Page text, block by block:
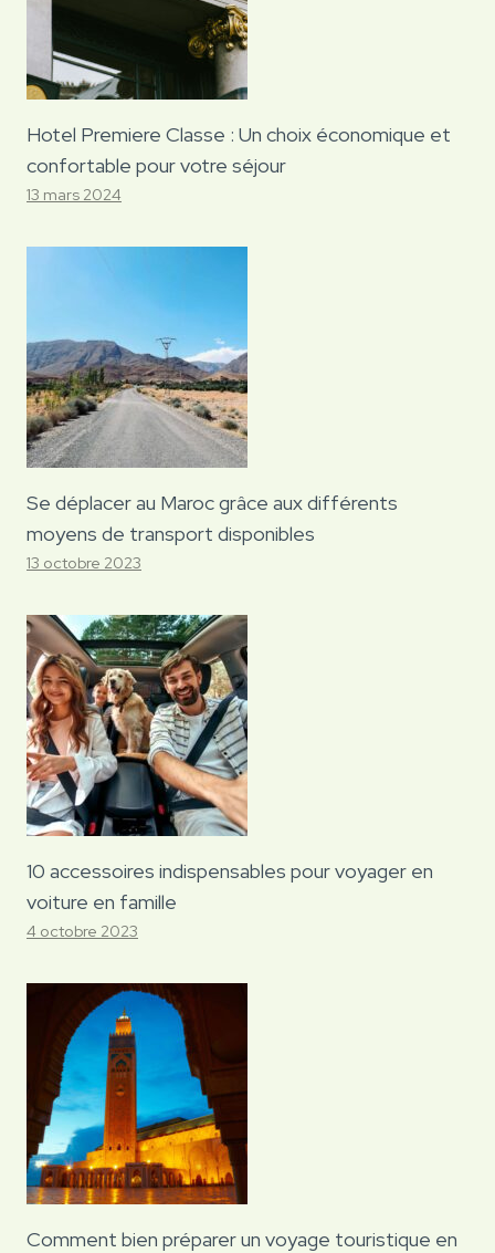
Hotel Premiere Classe : Un choix économique et
confortable pour votre séjour
13 mars 2024
Se déplacer au Maroc grâce aux différents
moyens de transport disponibles
13 octobre 2023
10 accessoires indispensables pour voyager en
voiture en famille
4 octobre 2023
Comment bien préparer un voyage touristique en